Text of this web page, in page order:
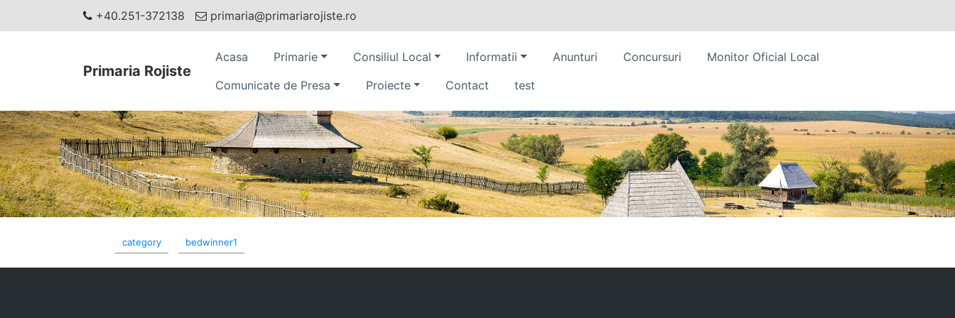
+40.251-372138 primaria@primariarojiste.ro
Primaria Rojiste
Acasa Primarie Consiliul Local Informatii Anunturi Concursuri
Monitor Oficial Local
Comunicate de Presa
Proiecte Contact test
category bedwinner1